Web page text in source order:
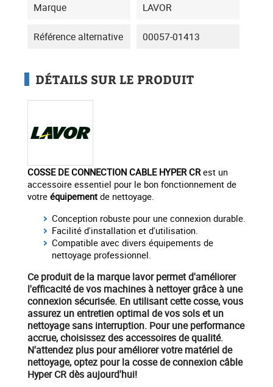
Marque LAVOR
Référence alternative 00057-01413
DÉTAILS SUR LE PRODUIT
COSSE DE CONNECTION CABLE HYPER CRest un
accessoire essentiel pour le bon fonctionnement de
votre équipement de nettoyage.
Conception robuste pour une connexion durable.
Facilité d'installation et d'utilisation.
Compatible avec divers équipements de
nettoyage professionnel.
Ce produit de la marquelavorpermet d'améliorer
l'efficacité de vos machines à nettoyer grâce à une
connexion sécurisée. En utilisant cette cosse, vous
assurez un entretien optimal de vos sols et un
nettoyage sans interruption. Pour une performance
accrue, choisissez des accessoires de qualité.
N'attendez plus pour améliorer votrematérielde
nettoyage, optez pour la cosse de connexion câble
Hyper CR dès aujourd'hui!